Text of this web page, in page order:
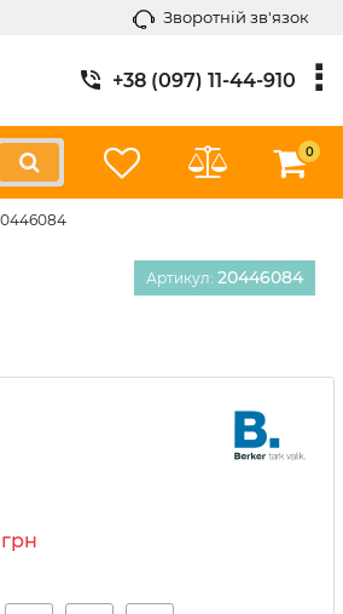
Зворотній зв'язок
+38 (097) 11-44-910
0
Артикул: 20446084
грн